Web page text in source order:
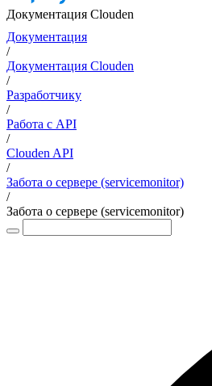
Документация Clouden
Документация
/
Документация Clouden
/
Разработчику
/
Работа с API
/
Clouden API
/
Забота о сервере (servicemonitor)
/
Забота о сервере (servicemonitor)